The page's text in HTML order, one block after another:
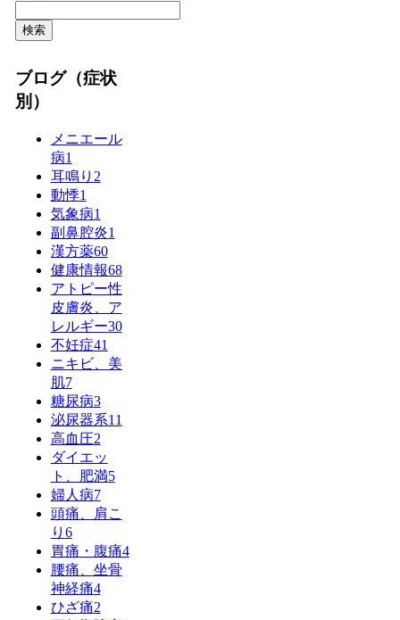
検索
ブログ（症状
別）
メニエール
病1
耳鳴り 2
動悸1
気象病1
副鼻腔炎1
漢方薬60
健康情報68
アトピー性
皮膚炎、ア
レルギー30
不妊症41
ニキビ、美
肌7
糖尿病3
泌尿器系11
高血圧2
ダイエッ
ト、肥満5
婦人病7
頭痛、肩こ
り 6
胃痛・腹痛4
腰痛、坐骨
神経痛4
ひざ痛2